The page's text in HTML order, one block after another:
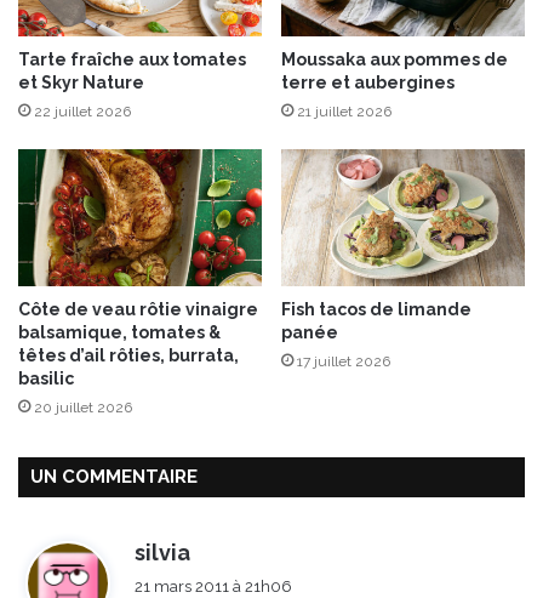
o
n
d
u
e
r
e
a
u
x
u
i
s
C
s
Tarte fraîche aux tomates
et Skyr Nature
22 juillet 2026
Moussaka aux pommes de
terre et aubergines
21 juillet 2026
Côte de veau rôtie vinaigre
balsamique, tomates &
têtes d’ail rôties, burrata,
basilic
20 juillet 2026
Fish tacos de limande
panée
17 juillet 2026
UN COMMENTAIRE
silvia
21 mars 2011 à 21h06